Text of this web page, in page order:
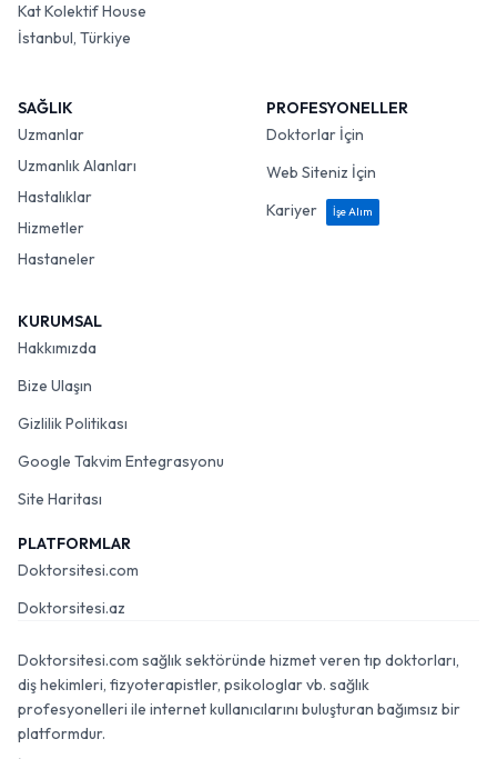
Kat Kolektif House
İstanbul, Türkiye
SAĞLIK
Uzmanlar
Uzmanlık Alanları
Hastalıklar
Hizmetler
Hastaneler
PROFESYONELLER
Doktorlar İçin
Web Siteniz İçin
Kariyer
İşe Alım
KURUMSAL
Hakkımızda
Bize Ulaşın
Gizlilik Politikası
Google Takvim Entegrasyonu
Site Haritası
PLATFORMLAR
Doktorsitesi.com
Doktorsitesi.az
Doktorsitesi.com sağlık sektöründe hizmet veren tıp doktorları,
diş hekimleri, fizyoterapistler, psikologlar vb. sağlık
profesyonelleri ile internet kullanıcılarını buluşturan bağımsız bir
platformdur.